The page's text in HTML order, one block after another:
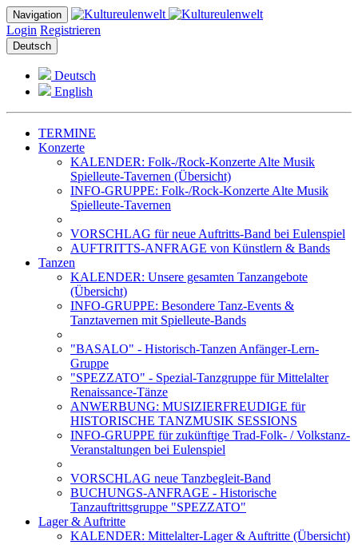
Navigation
Login Registrieren
Deutsch
Deutsch
English
TERMINE
Konzerte
KALENDER: Folk-/Rock-Konzerte Alte Musik
Spielleute-Tavernen (Übersicht)
INFO-GRUPPE: Folk-/Rock-Konzerte Alte Musik
Spielleute-Tavernen
VORSCHLAG für neue Auftritts-Band bei Eulenspiel
AUFTRITTS-ANFRAGE von Künstlern & Bands
Tanzen
KALENDER: Unsere gesamten Tanzangebote
(Übersicht)
INFO-GRUPPE: Besondere Tanz-Events &
Tanztavernen mit Spielleute-Bands
"BASALO" - Historisch-Tanzen Anfänger-Lern-
Gruppe
"SPEZZATO" - Spezial-Tanzgruppe für Mittelalter
Renaissance-Tänze
ANWERBUNG: MUSIZIERFREUDIGE für
HISTORISCHE TANZMUSIK SESSIONS
INFO-GRUPPE für zukünftige Trad-Folk- / Volkstanz-
Veranstaltungen bei Eulenspiel
VORSCHLAG neue Tanzbegleit-Band
BUCHUNGS-ANFRAGE - Historische
Tanzauftrittsgruppe "SPEZZATO"
Lager & Auftritte
KALENDER: Mittelalter-Lager & Auftritte (Übersicht)